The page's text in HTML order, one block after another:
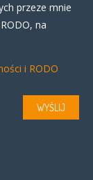
przeze mnie
na
i RODO